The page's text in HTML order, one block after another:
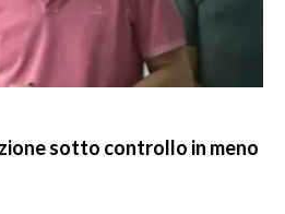
sotto controllo in meno